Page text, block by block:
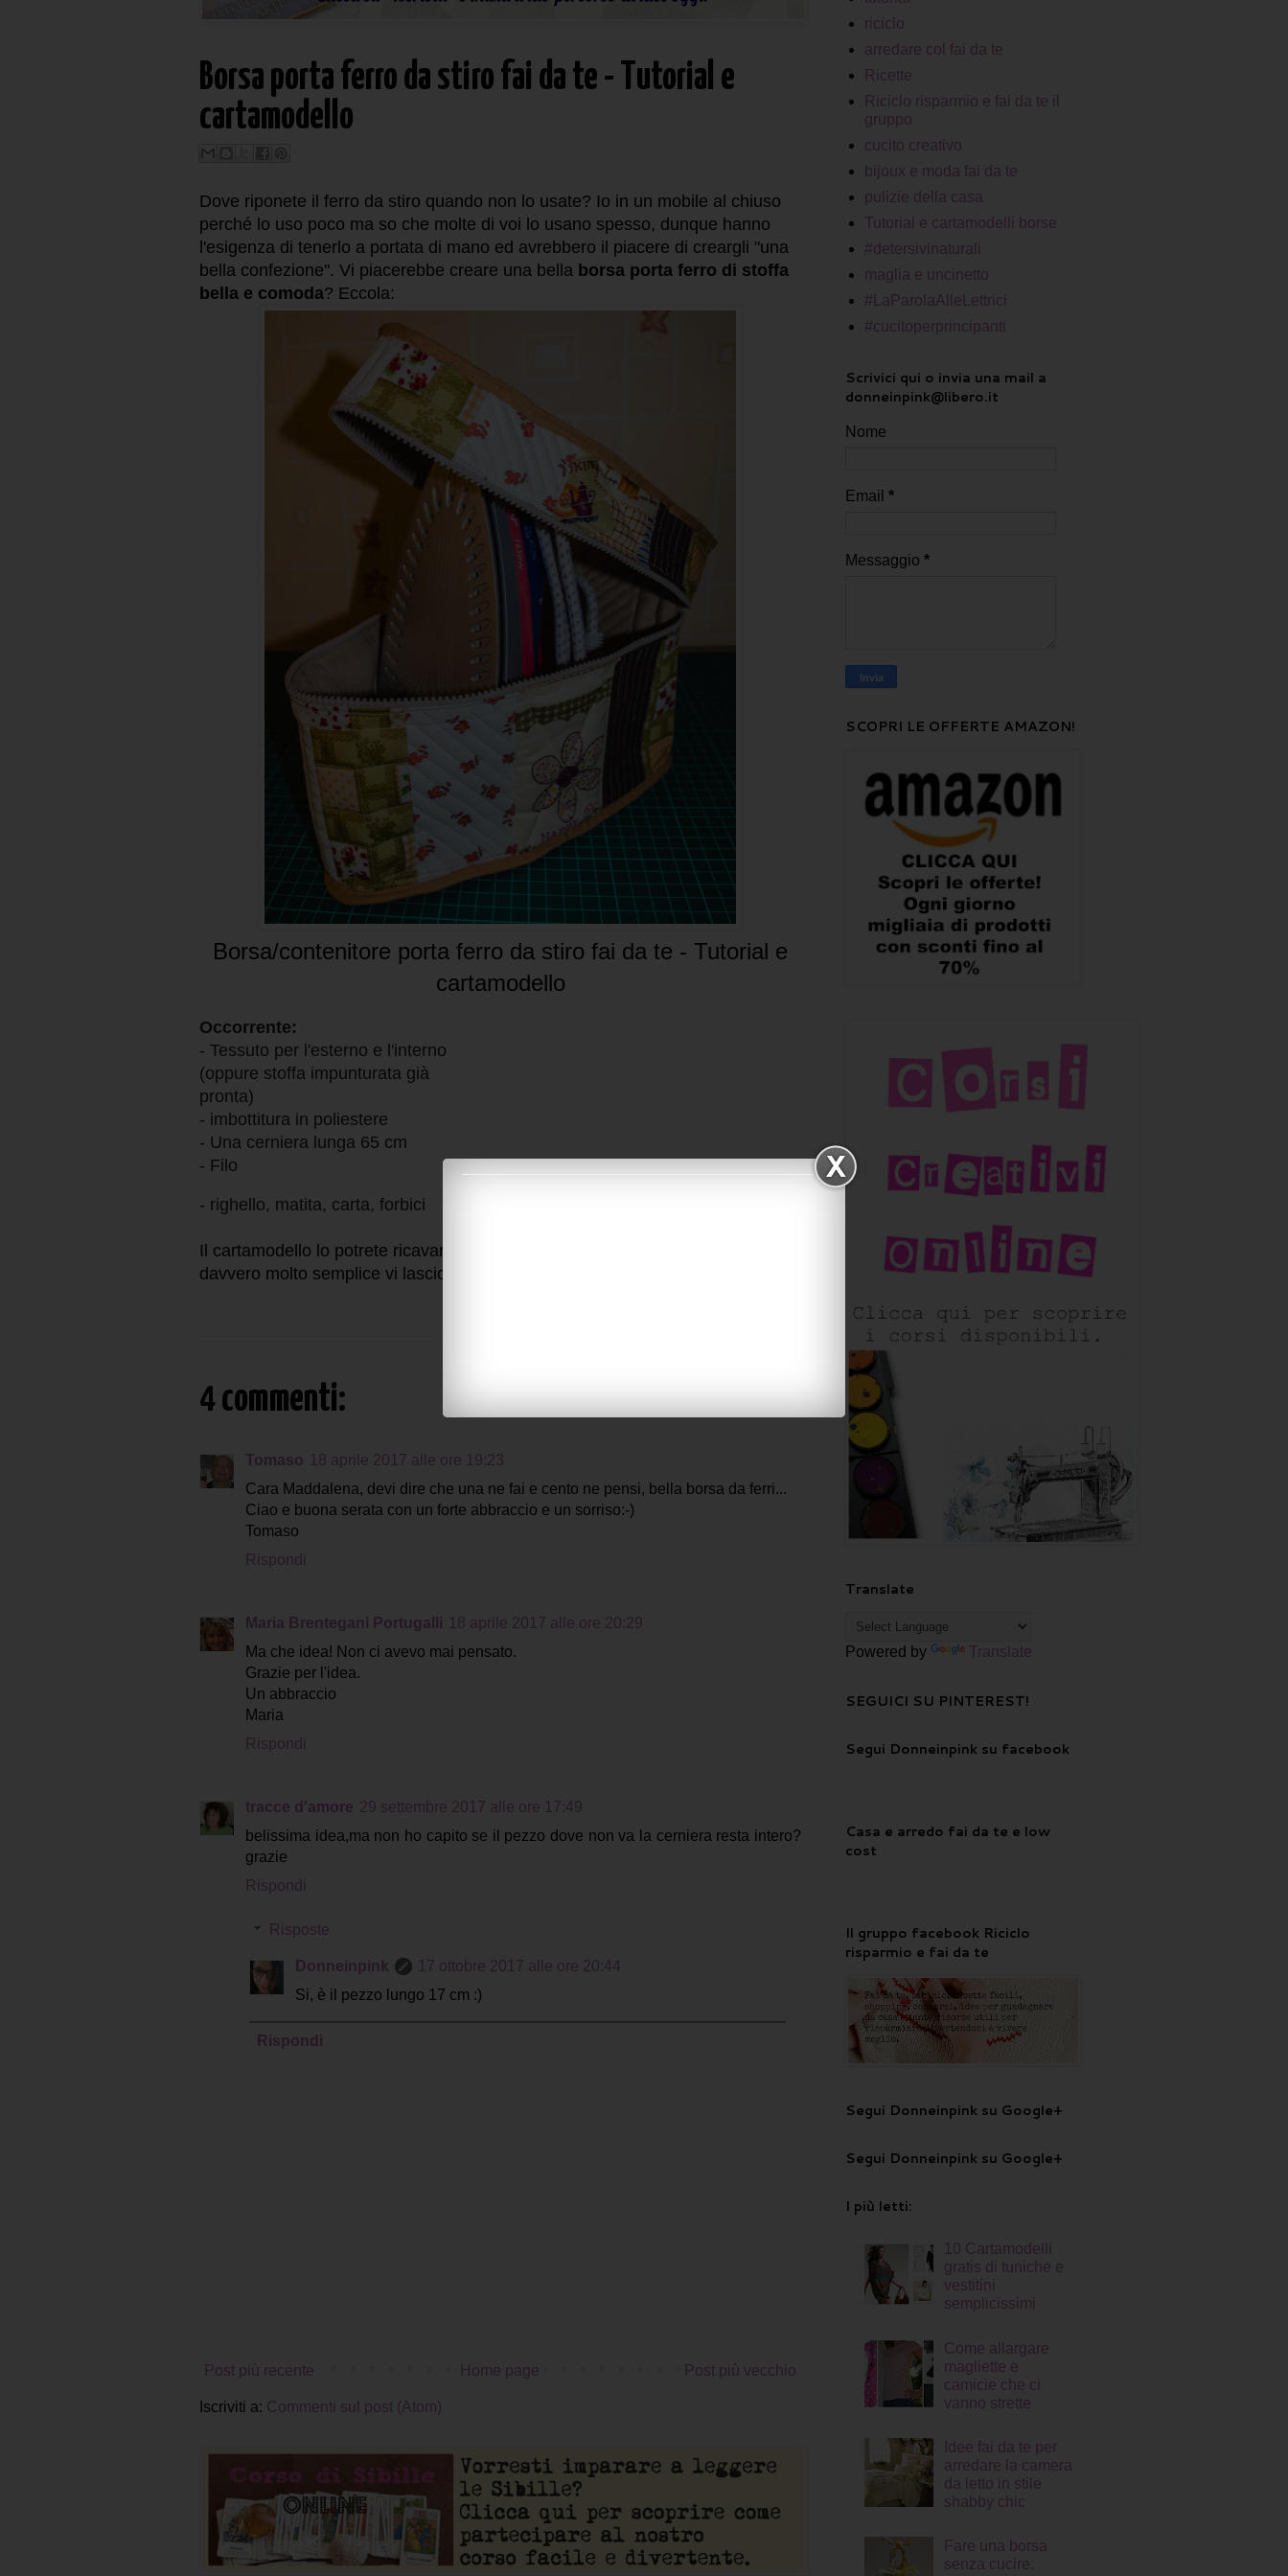
Borsa porta ferro da stiro fai da te - Tutorial e
cartamodello
Dove riponete il ferro da stiro quando non lo usate? Io in un mobile al chiuso
perché lo uso poco ma so che molte di voi lo usano spesso, dunque hanno
l'esigenza di tenerlo a portata di mano ed avrebbero il piacere di creargli "una
bella confezione". Vi piacerebbe creare una bella borsa porta ferro di stoffa
bella e comoda? Eccola:
Borsa/contenitore porta ferro da stiro fai da te - Tutorial e
cartamodello
Occorrente:
- Tessuto per l'esterno e l'interno
(oppure stoffa impunturata già
pronta)
- imbottitura in poliestere
- Una cerniera lunga 65 cm
- Filo
- righello, matita, carta, forbici
Il cartamodello lo potrete ricavare voi utilizzando il vostro ferro da stiro, è
davvero molto semplice vi lascio al
4 commenti:
Tomaso 18 aprile 2017 alle ore 19:23
Cara Maddalena, devi dire che una ne fai e cento ne pensi, bella borsa da ferri...
Ciao e buona serata con un forte abbraccio e un sorriso:-)
Tomaso
Rispondi
Maria Brentegani Portugalli 18 aprile 2017 alle ore 20:29
Ma che idea! Non ci avevo mai pensato.
Grazie per l'idea.
Un abbraccio
Maria
Rispondi
tracce d'amore 29 settembre 2017 alle ore 17:49
belissima idea,ma non ho capito se il pezzo dove non va la cerniera resta intero?
grazie
Rispondi
Risposte
Donneinpink
17 ottobre 2017 alle ore 20:44
Si, è il pezzo lungo 17 cm :)
Rispondi
Post più recente Post più vecchio
Home page
Iscriviti a: Commenti sul post (Atom)
riciclo
arredare col fai da te
Ricette
Riciclo risparmio e fai da te il
gruppo
cucito creativo
bijoux e moda fai da te
pulizie della casa
Tutorial e cartamodelli borse
#detersivinaturali
maglia e uncinetto
#LaParolaAlleLettrici
#cucitoperprincipanti
Scrivici qui o invia una mail a
donneinpink@libero.it
Nome
Email *
Messaggio *
SCOPRI LE OFFERTE AMAZON!
Translate
Powered by Translate
SEGUICI SU PINTEREST!
Segui Donneinpink su facebook
Casa e arredo fai da te e low
cost
Il gruppo facebook Riciclo
risparmio e fai da te
Segui Donneinpink su Google+
Segui Donneinpink su Google+
I più letti:
10 Cartamodelli
gratis di tuniche e
vestitini
semplicissimi
Come allargare
magliette e
camicie che ci
vanno strette
Idee fai da te per
arredare la camera
da letto in stile
shabby chic
Fare una borsa
senza cucire.